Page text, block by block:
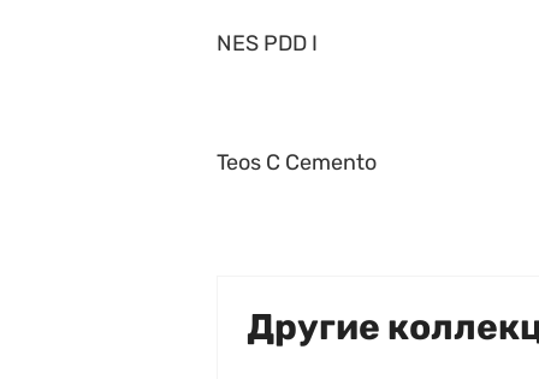
NES PDD I
Teos C Cemento
Другие